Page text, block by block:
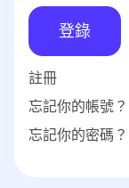
登錄
註冊
忘記你的帳號？
忘記你的密碼？